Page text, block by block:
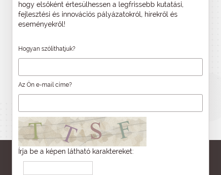
hogy elsőként értesülhessen a legfrissebb kutatási,
fejlesztési és innovációs pályázatokról, hírekről és
eseményekről!
Hogyan szólíthatjuk?
Az Ön e-mail címe?
Írja be a képen látható karaktereket: